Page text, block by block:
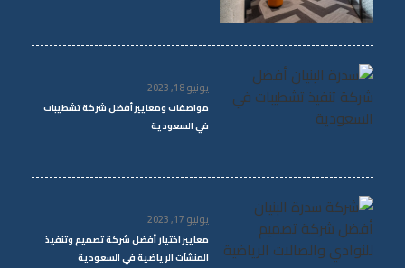
يونيو 18, 2023
مواصفات ومعايير أفضل شركة تشطيبات
في السعودية
يونيو 17, 2023
معايير اختيار أفضل شركة تصميم وتنفيذ
المنشآت الرياضية في السعودية